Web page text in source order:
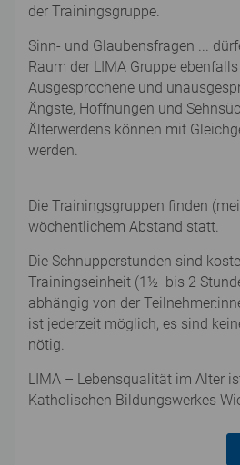
der Trainingsgruppe.
Sinn- und Glaubensfragen ...
Raum der LIMA Gruppe
Ausgesprochene und
Ängste, Hoffnungen und
Älterwerdens können mit
werden.
Die Trainingsgruppen finden
wöchentlichem Abstand statt.
Die Schnupperstunden sind
Trainingseinheit (1½ bis 2
abhängig von der
ist jederzeit möglich, es sind
nötig.
LIMA – Lebensqualität im Alter
Katholischen Bildungswerkes